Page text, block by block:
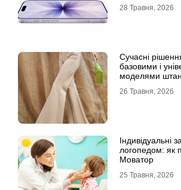
28 Травня, 2026
Сучасні
базовими і
моделями
26 Травня, 2026
Індивідуальні
логопедом: як
Моватор
25 Травня, 2026